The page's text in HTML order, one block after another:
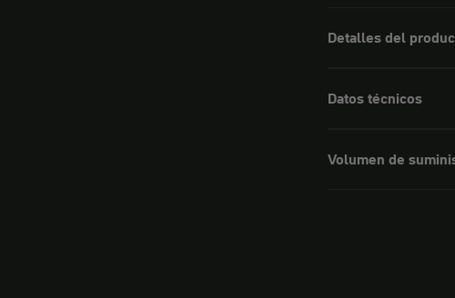
Detalles del
Datos técnicos
Volumen de